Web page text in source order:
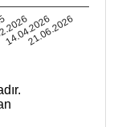
14.04.2026
21.06.2026